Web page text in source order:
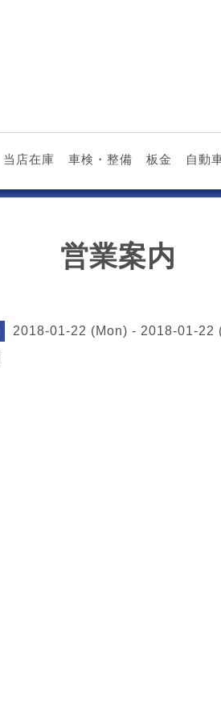
当店在庫 車検・整備 板金 自動
営業案内
2018-01-22 (Mon) - 2018-01-22